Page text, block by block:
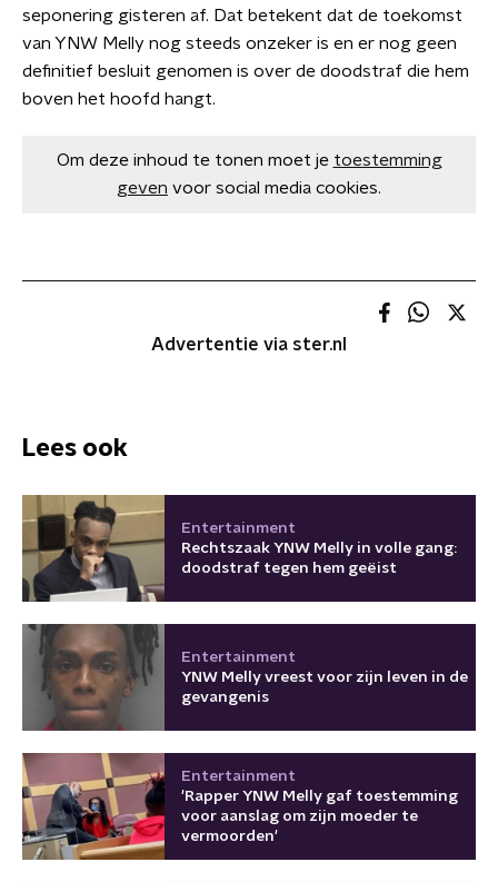
seponering gisteren af. Dat betekent dat de toekomst
van YNW Melly nog steeds onzeker is en er nog geen
definitief besluit genomen is over de doodstraf die hem
boven het hoofd hangt.
Om deze inhoud te tonen moet je toestemming
geven voor social media cookies.
Advertentie via ster.nl
Lees ook
Entertainment
Rechtszaak YNW Melly in volle gang:
doodstraf tegen hem geëist
Entertainment
YNW Melly vreest voor zijn leven in de
gevangenis
Entertainment
'Rapper YNW Melly gaf toestemming
voor aanslag om zijn moeder te
vermoorden'